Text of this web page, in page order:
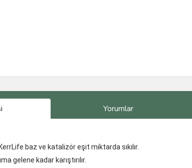
Yorumlar
baz ve katalizör eşit miktarda sıkılır.
gelene kadar karıştırılır.